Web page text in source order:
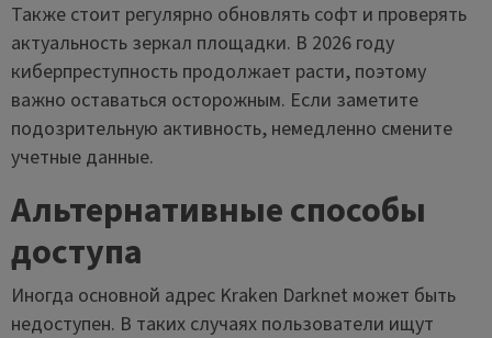
Также стоит регулярно обновлять софт и проверять
актуальность зеркал площадки. В 2026 году
киберпреступность продолжает расти, поэтому
важно оставаться осторожным. Если заметите
подозрительную активность, немедленно смените
учетные данные.
Альтернативные способы
доступа
Иногда основной адрес Kraken Darknet может быть
недоступен. В таких случаях пользователи ищут